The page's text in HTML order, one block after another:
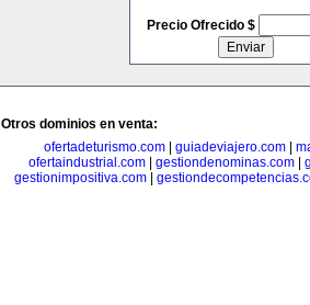
Precio Ofrecido $
Otros dominios en venta:
ofertadeturismo.com| guiadeviajero.com|
ofertaindustrial.com| gestiondenominas.com|
gestionimpositiva.com